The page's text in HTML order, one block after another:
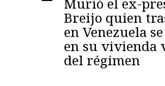
Murió el ex-
Breijo quien
en Venezuela
en su
del régimen